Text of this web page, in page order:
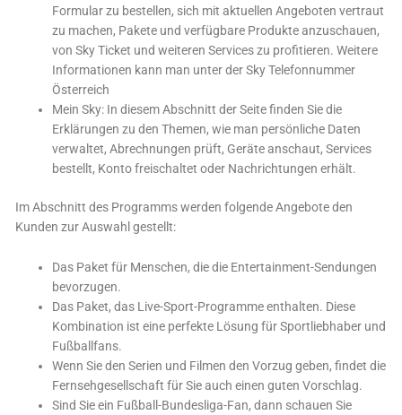
Formular zu bestellen, sich mit aktuellen Angeboten vertraut
zu machen, Pakete und verfügbare Produkte anzuschauen,
von Sky Ticket und weiteren Services zu profitieren. Weitere
Informationen kann man unter der Sky Telefonnummer
Österreich
Mein Sky: In diesem Abschnitt der Seite finden Sie die
Erklärungen zu den Themen, wie man persönliche Daten
verwaltet, Abrechnungen prüft, Geräte anschaut, Services
bestellt, Konto freischaltet oder Nachrichtungen erhält.
Im Abschnitt des Programms werden folgende Angebote den
Kunden zur Auswahl gestellt:
Das Paket für Menschen, die die Entertainment-Sendungen
bevorzugen.
Das Paket, das Live-Sport-Programme enthalten. Diese
Kombination ist eine perfekte Lösung für Sportliebhaber und
Fußballfans.
Wenn Sie den Serien und Filmen den Vorzug geben, findet die
Fernsehgesellschaft für Sie auch einen guten Vorschlag.
Sind Sie ein Fußball-Bundesliga-Fan, dann schauen Sie